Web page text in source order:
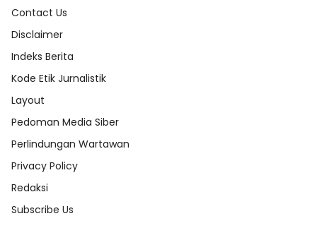
Contact Us
Disclaimer
Indeks Berita
Kode Etik Jurnalistik
Layout
Pedoman Media Siber
Perlindungan Wartawan
Privacy Policy
Redaksi
Subscribe Us